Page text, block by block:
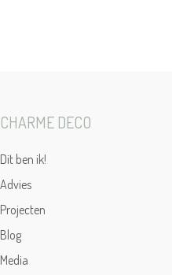
CHARME DECO
Dit ben ik!
Advies
Projecten
Blog
Media